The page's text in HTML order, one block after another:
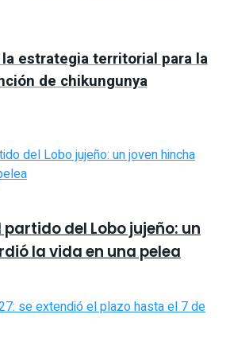
estrategia territorial para la
de chikungunya
del Lobo jujeño: un
la vida en una pelea